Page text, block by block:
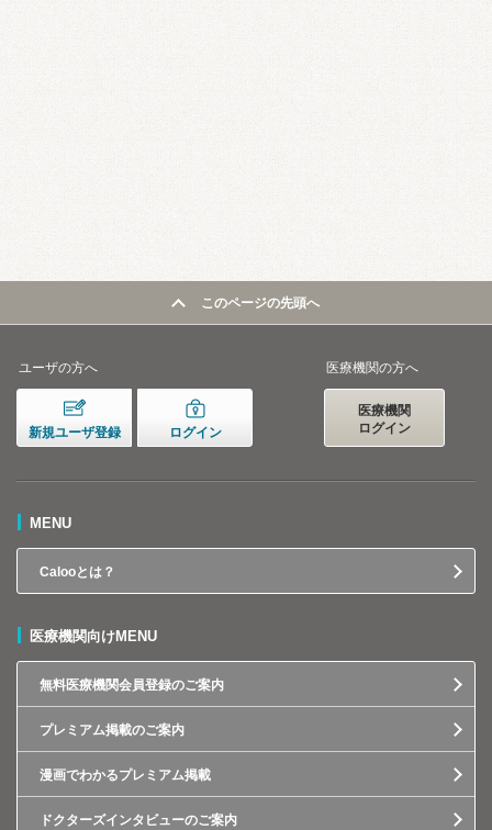
このページの先頭へ
ユーザの方へ
新規ユーザ登録 ログイン
医療機関の方へ
医療機関
ログイン
MENU
Calooとは？
医療機関向けMENU
無料医療機関会員登録のご案内
プレミアム掲載のご案内
漫画でわかるプレミアム掲載
ドクターズインタビューのご案内